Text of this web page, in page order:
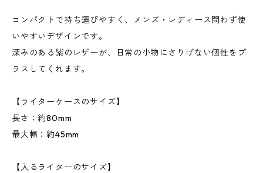
コンパクトで持ち運びやすく、メンズ・レディース問わず使
いやすいデザインです。
深みのある紫のレザーが、日常の小物にさりげない個性をプ
ラスしてくれます。
【ライターケースのサイズ】
長さ：約80mm
最大幅：約45mm
【入るライターのサイズ】